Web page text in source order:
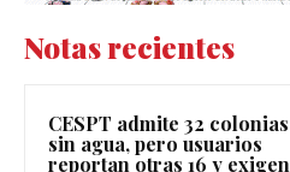
Notas recientes
CESPT admite 32 colonias
sin agua, pero usuarios
reportan otras 16 y exigen